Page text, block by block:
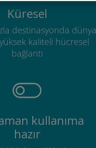
Küresel
destinasyonda dünya
kaliteli hücresel
bağlantı
kullanıma
hazır